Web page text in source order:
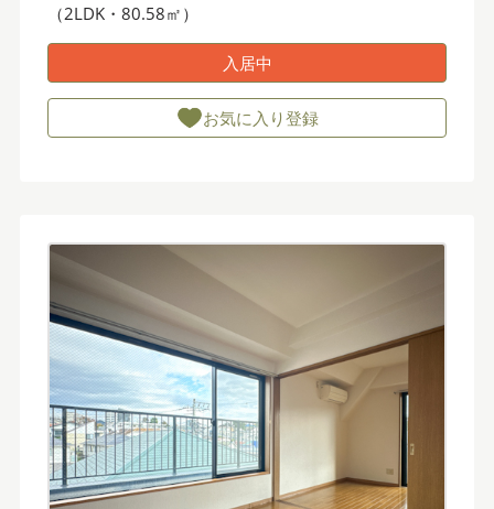
（2LDK・80.58㎡）
入居中
お気に入り登録